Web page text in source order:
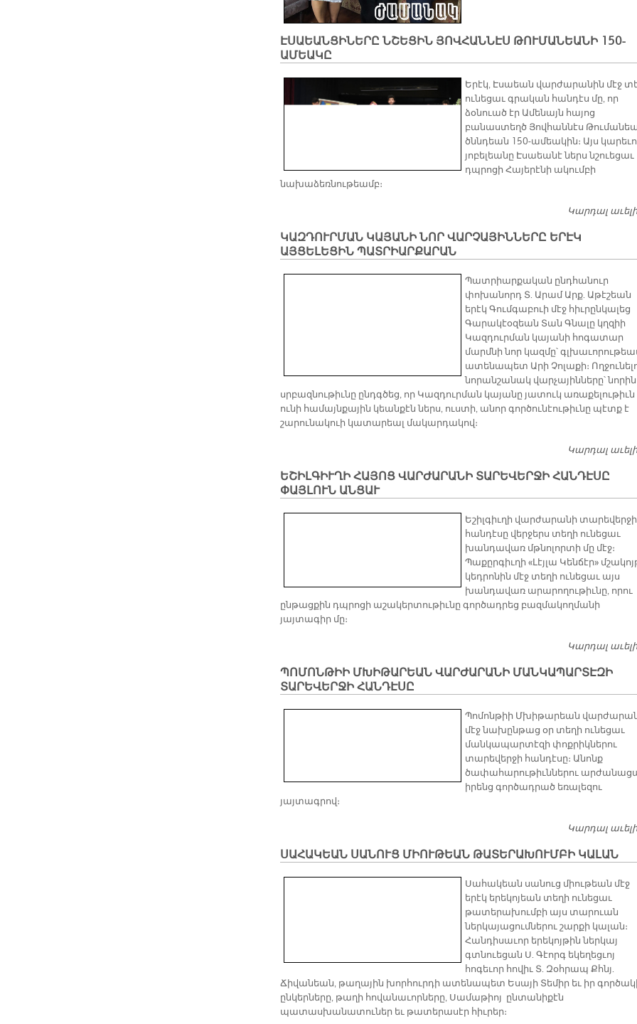
ԷՍԱԵԱՆՑԻՆԵՐԸ ՆՇԵՑԻՆ ՅՈՎՀԱՆՆԷՍ ԹՈՒՄԱՆԵԱՆԻ 150-
ԱՄԵԱԿԸ
Երէկ, Էսաեան վարժարանին մէջ
ունեցաւ գրական հանդէս մը, որ
ձօնուած էր Ամենայն հայոց
բանաստեղծ Յովհաննէս
ծննդեան 150-ամեակին։ Այս
յոբելեանը Էսաեանէ ներս նշուեցաւ
դպրոցի Հայերէնի ակումբի
նախաձեռնութեամբ։
Կարդալ
ԿԱԶԴՈՒՐՄԱՆ ԿԱՅԱՆԻ ՆՈՐ ՎԱՐՉԱՅԻՆՆԵՐԸ ԵՐԷԿ
ԱՅՑԵԼԵՑԻՆ ՊԱՏՐԻԱՐՔԱՐԱՆ
Պատրիարքական ընդհանուր
փոխանորդ Տ. Արամ Արք. Աթէշեան
երէկ Գումգաբուի մէջ հիւրընկալեց
Գարակէօզեան Տան Գնալը կղզիի
Կազդուրման կայանի հոգատար
մարմնի նոր կազմը՝
ատենապետ Արի Չոլաքի։
նորանշանակ վարչայինները՝ նորին
սրբազնութիւնը ընդգծեց, որ Կազդուրման կայանը յատուկ առաքելութիւն
ունի համայնքային կեանքէն ներս, ուստի, անոր գործունէութիւնը պէտք է
շարունակուի կատարեալ մակարդակով։
Կարդալ
ԵՇԻԼԳԻՒՂԻ ՀԱՅՈՑ ՎԱՐԺԱՐԱՆԻ ՏԱՐԵՎԵՐՋԻ ՀԱՆԴԷՍԸ
ՓԱՅԼՈՒՆ ԱՆՑԱՒ
Եշիլգիւղի վարժարանի տարեվերջի
հանդէսը վերջերս տեղի ունեցաւ
խանդավառ մթնոլորտի մը մէջ։
Պաքըրգիւղի «Լէյլա Կենճէր»
կեդրոնին մէջ տեղի ունեցաւ այս
խանդավառ արարողութիւնը, որու
ընթացքին դպրոցի աշակերտութիւնը գործադրեց բազմակողմանի
յայտագիր մը։
Կարդալ
ՊՈՄՈՆԹԻԻ ՄԽԻԹԱՐԵԱՆ ՎԱՐԺԱՐԱՆԻ ՄԱՆԿԱՊԱՐՏԷԶԻ
ՏԱՐԵՎԵՐՋԻ ՀԱՆԴԷՍԸ
Պոմոնթիի Մխիթարեան
մէջ նախընթաց օր տեղի ունեցաւ
մանկապարտէզի փոքրիկներու
տարեվերջի հանդէսը։ Անոնք
ծափահարութիւններու
իրենց գործադրած եռալեզու
յայտագրով։
Կարդալ
ՍԱՀԱԿԵԱՆ ՍԱՆՈՒՑ ՄԻՈՒԹԵԱՆ ԹԱՏԵՐԱԽՈՒՄԲԻ ԿԱԼԱՆ
Սահակեան սանուց միութեան մէջ
երէկ երեկոյեան տեղի ունեցաւ
թատերախումբի այս տարուան
ներկայացումներու շարքի կալան։
Հանդիսաւոր երեկոյթին ներկայ
գտնուեցան Ս. Գէորգ եկեղեցւոյ
հոգեւոր հովիւ Տ. Զօհրապ Քհնյ.
Ճիվանեան, թաղային խորհուրդի ատենապետ Եսայի Տեմիր եւ իր
ընկերները, թաղի հովանաւորները, Սամաթիոյ ընտանիքէն
պատասխանատուներ եւ թատերասէր հիւրեր։